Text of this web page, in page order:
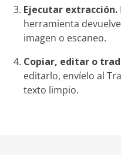
Ejecutar extracción.
herramienta
imagen o escaneo.
Copiar, editar o
editarlo, envíelo al
texto limpio.